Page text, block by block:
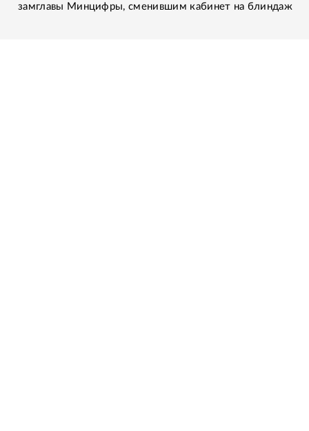
замглавы Минцифры, сменившим кабинет на блиндаж